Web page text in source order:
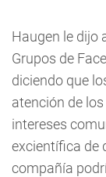
Haugen le dijo
Grupos de
diciendo que
atención de
intereses
excientífica de
compañía